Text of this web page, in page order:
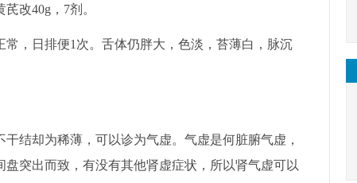
改40g，7剂。
，日排便1次。舌体仍胖大，色淡，苔薄白，脉沉
却为稀薄，可以诊为气虚。气虚是何脏腑气虚，
突出而致，有没有其他肾虚症状，所以肾气虚可以